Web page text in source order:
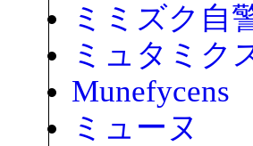
ミミズク自
ミュタミク
Munefycens
ミューヌ